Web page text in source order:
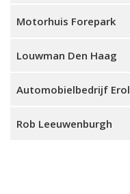
Motorhuis Forepark
Louwman Den Haag
Automobielbedrijf Erol
Rob Leeuwenburgh